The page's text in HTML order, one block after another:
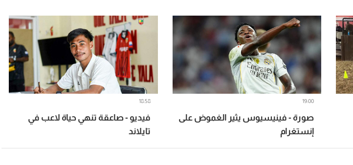
صورة - فينيسيوس يثير الغموض على
إنستغرام
19:00
فيديو - صاعقة تنهي حياة لاعب في
تايلاند
18:58